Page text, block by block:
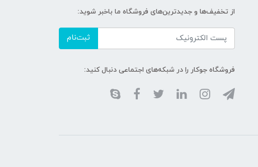
از تخفیف‌ها و جدیدترین‌های فروشگاه ما باخبر شوید:
ثبت‌نام
فروشگاه جوکار را در شبکه‌های اجتماعی دنبال کنید: